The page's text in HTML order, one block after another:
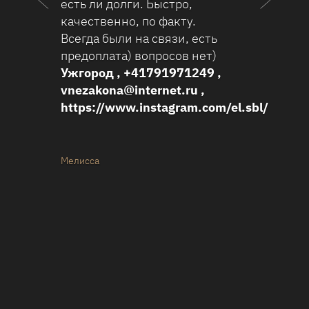
ли долги. Быстро,
по факту.
были на связи, есть
вопросов нет)
, +41791971249 ,
,
www.instagram.com/el.sbl/